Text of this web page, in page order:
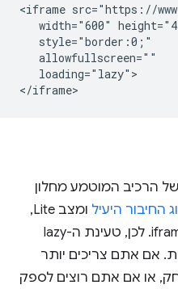
<iframe src="https://
width="600"
   style="border:0;"
   allowfullscreen=""
   loading="lazy">
הרכיב המוטמע מחלון
החיבור היעיל
ומצב Lite,
כדי להחליט מתי צריך לטעון iframe. לכן, טעינת ה-lazy
אם אתם צריכים יותר
או אם אתם רוצים לספק